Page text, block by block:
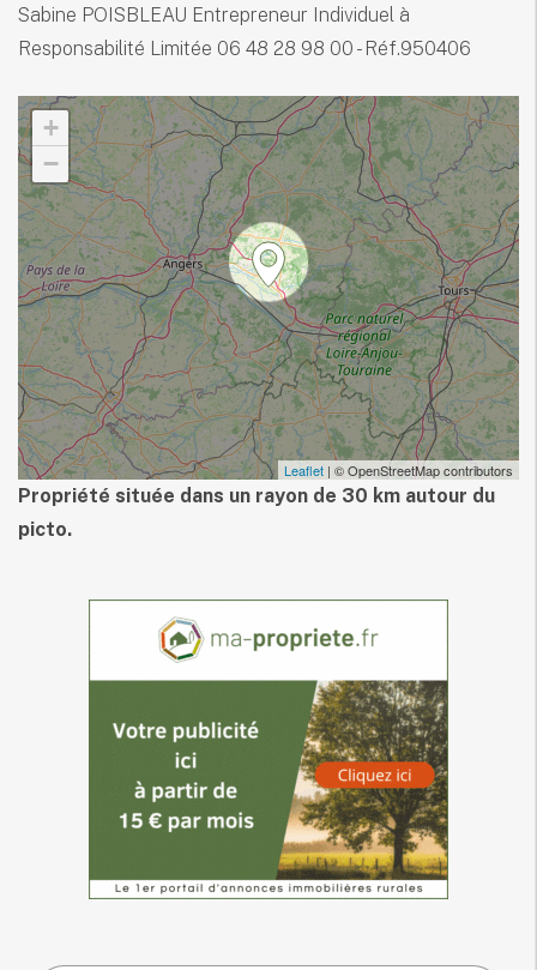
+
−
Leaflet | © OpenStreetMap contributors
Propriété située dans un rayon de 30 km autour du
picto.
Sabine POISBLEAU Entrepreneur Individuel à
Responsabilité Limitée 06 48 28 98 00 - Réf.950406